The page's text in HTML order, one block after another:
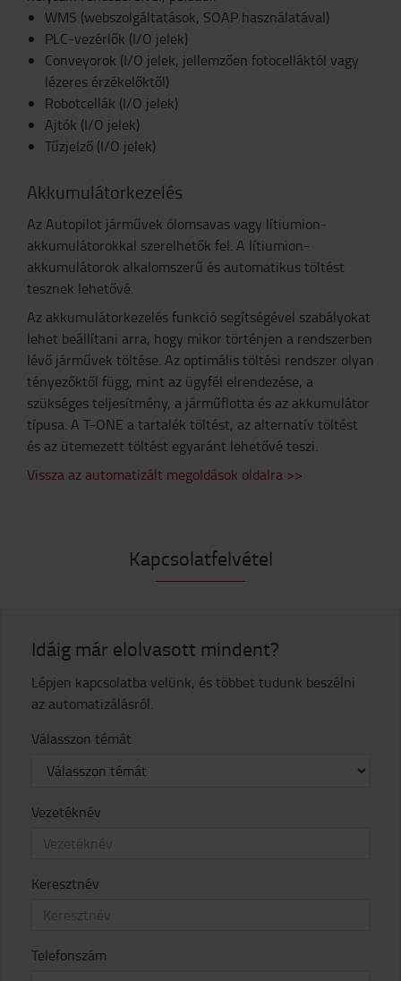
WMS (webszolgáltatások, SOAP használatával)
PLC-vezérlők (I/O jelek)
Conveyorok (I/O jelek, jellemzően fotocelláktól vagy
lézeres érzékelőktől)
Robotcellák (I/O jelek)
Ajtók (I/O jelek)
Tűzjelző (I/O jelek)
Akkumulátorkezelés
Az Autopilot járművek ólomsavas vagy lítiumion-
akkumulátorokkal szerelhetők fel. A lítiumion-
akkumulátorok alkalomszerű és automatikus töltést
tesznek lehetővé.
Az akkumulátorkezelés funkció segítségével szabályokat
lehet beállítani arra, hogy mikor történjen a rendszerben
lévő járművek töltése. Az optimális töltési rendszer olyan
tényezőktől függ, mint az ügyfél elrendezése, a
szükséges teljesítmény, a járműflotta és az akkumulátor
típusa. A T-ONE a tartalék töltést, az alternatív töltést
és az ütemezett töltést egyaránt lehetővé teszi.
Vissza az automatizált megoldások oldalra >>
Kapcsolatfelvétel
Idáig már elolvasott mindent?
Lépjen kapcsolatba velünk, és többet tudunk beszélni
az automatizálásról.
Válasszon témát
Vezetéknév
Keresztnév
Telefonszám